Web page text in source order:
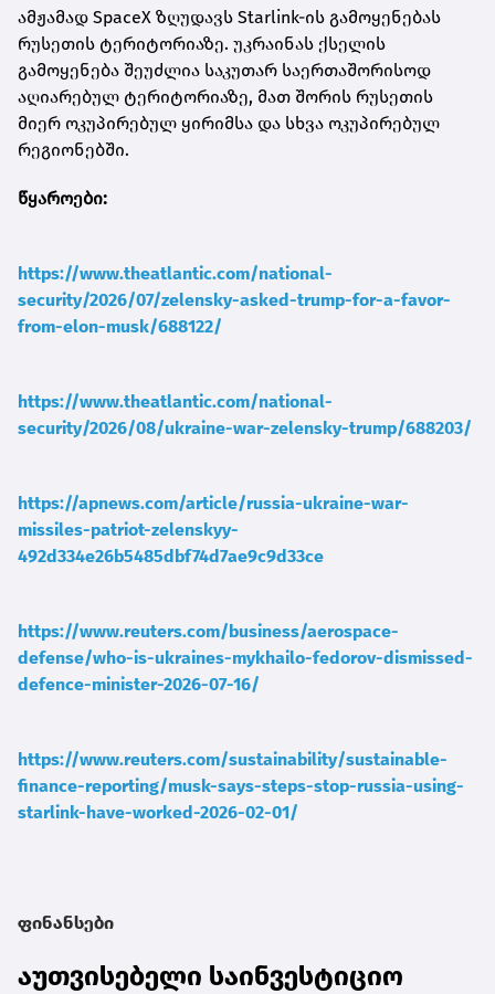
ამჟამად SpaceX ზღუდავს Starlink-ის გამოყენებას
რუსეთის ტერიტორიაზე. უკრაინას ქსელის
გამოყენება შეუძლია საკუთარ საერთაშორისოდ
აღიარებულ ტერიტორიაზე, მათ შორის რუსეთის
მიერ ოკუპირებულ ყირიმსა და სხვა ოკუპირებულ
რეგიონებში.
წყაროები:
https://www.theatlantic.com/national-
security/2026/07/zelensky-asked-trump-for-a-favor-
from-elon-musk/688122/
https://www.theatlantic.com/national-
security/2026/08/ukraine-war-zelensky-trump/688203/
https://apnews.com/article/russia-ukraine-war-
missiles-patriot-zelenskyy-
492d334e26b5485dbf74d7ae9c9d33ce
https://www.reuters.com/business/aerospace-
defense/who-is-ukraines-mykhailo-fedorov-dismissed-
defence-minister-2026-07-16/
https://www.reuters.com/sustainability/sustainable-
finance-reporting/musk-says-steps-stop-russia-using-
starlink-have-worked-2026-02-01/
ფინანსები
აუთვისებელი საინვესტიციო